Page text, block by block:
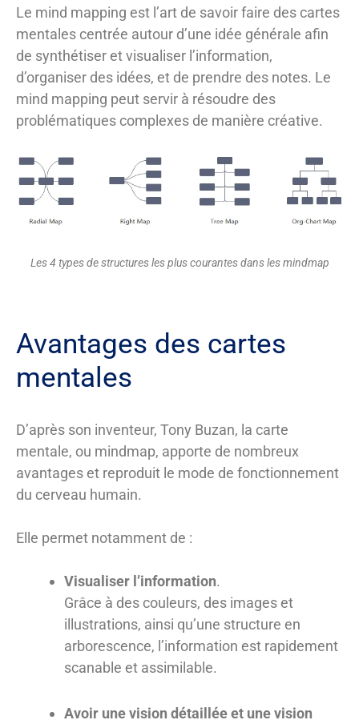
Le mind mapping est l’art de savoir faire des cartes
mentales centrée autour d’une idée générale afin
de synthétiser et visualiser l’information,
d’organiser des idées, et de prendre des notes. Le
mind mapping peut servir à résoudre des
problématiques complexes de manière créative.
Les 4 types de structures les plus courantes dans les mindmap
Avantages des cartes
mentales
D’après son inventeur, Tony Buzan, la carte
mentale, ou mindmap, apporte de nombreux
avantages et reproduit le mode de fonctionnement
du cerveau humain.
Elle permet notamment de :
Visualiser l’information.
Grâce à des couleurs, des images et
illustrations, ainsi qu’une structure en
arborescence, l’information est rapidement
scanable et assimilable.
Avoir une vision détaillée et une vision